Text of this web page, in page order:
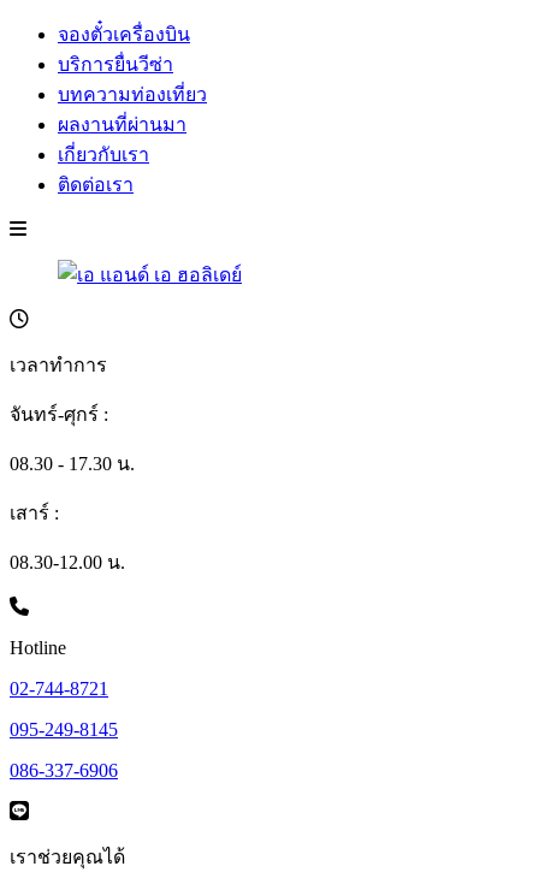
จองตั๋วเครื่องบิน
บริการยื่นวีซ่า
บทความท่องเที่ยว
ผลงานที่ผ่านมา
เกี่ยวกับเรา
ติดต่อเรา
เวลาทำการ
จันทร์-ศุกร์ :
08.30 - 17.30 น.
เสาร์ :
08.30-12.00 น.
Hotline
02-744-8721
095-249-8145
086-337-6906
เราช่วยคุณได้